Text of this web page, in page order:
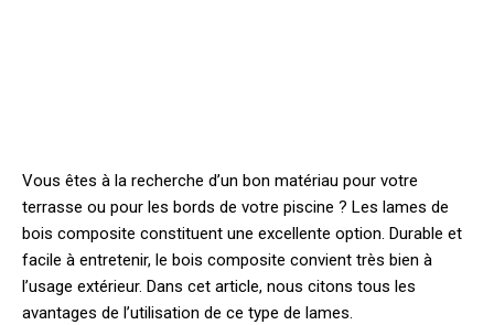
Vous êtes à la recherche d’un bon matériau pour votre
terrasse ou pour les bords de votre piscine ? Les lames de
bois composite constituent une excellente option. Durable et
facile à entretenir, le bois composite convient très bien à
l’usage extérieur. Dans cet article, nous citons tous les
avantages de l’utilisation de ce type de lames.